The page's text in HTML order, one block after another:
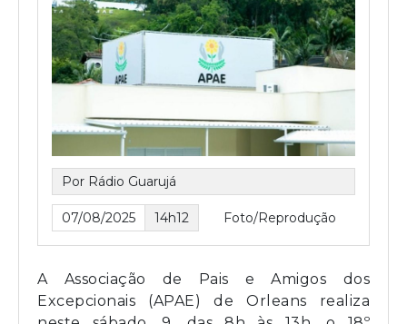
Por Rádio Guarujá
07/08/2025 14h12 Foto/Reprodução
A Associação de Pais e Amigos dos
Excepcionais (APAE) de Orleans realiza